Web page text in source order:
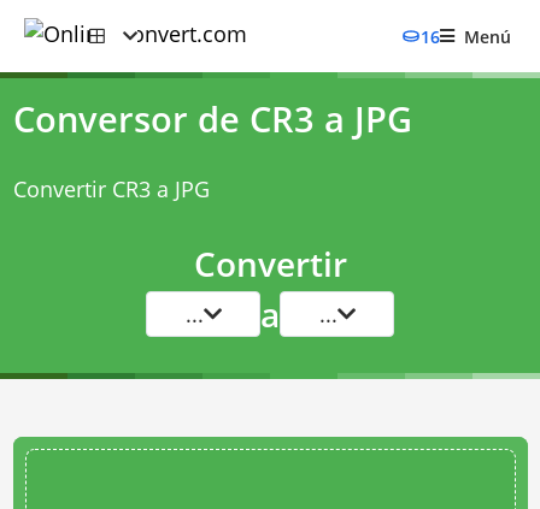
16 Menú
Conversor de CR3 a JPG
Convertir CR3 a JPG
Convertir
... a ...